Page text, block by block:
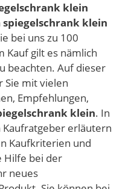
klein
spiegelschrank klein
bei uns zu 100
Kauf gilt es nämlich
beachten. Auf dieser
Sie mit vielen
Empfehlungen,
klein. In
erläutern
Kaufkriterien und
Hilfe bei der
neues